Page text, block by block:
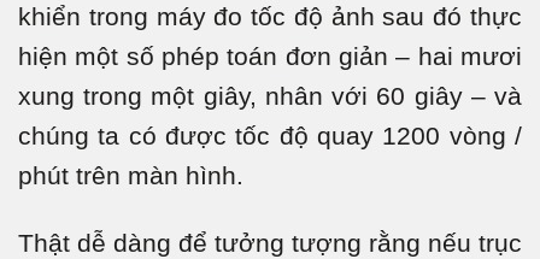
khiển trong máy đo tốc độ ảnh sau đó thực
hiện một số phép toán đơn giản – hai mươi
xung trong một giây, nhân với 60 giây – và
chúng ta có được tốc độ quay 1200 vòng /
phút trên màn hình.
Thật dễ dàng để tưởng tượng rằng nếu trục